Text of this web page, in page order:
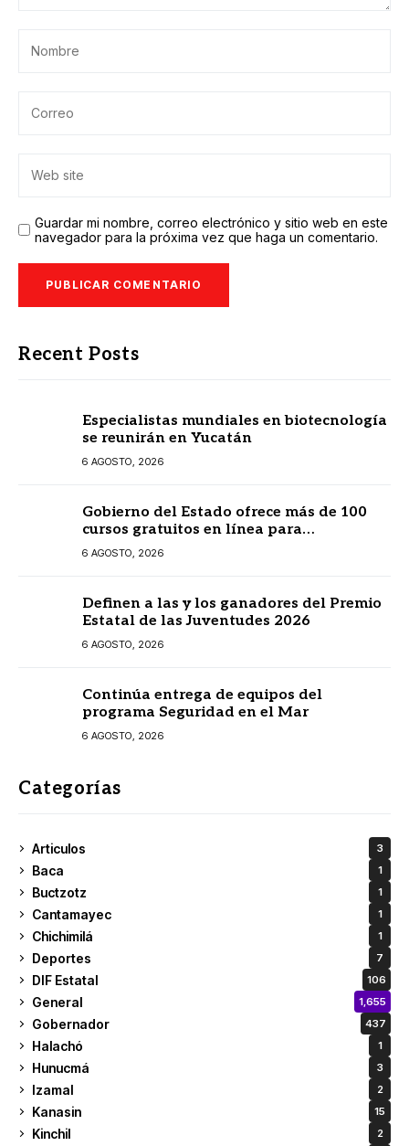
Guardar mi nombre, correo electrónico y sitio web en este
navegador para la próxima vez que haga un comentario.
Recent Posts
Especialistas mundiales en biotecnología
se reunirán en Yucatán
6 AGOSTO, 2026
Gobierno del Estado ofrece más de 100
cursos gratuitos en línea para
prestadores turísticos
6 AGOSTO, 2026
Definen a las y los ganadores del Premio
Estatal de las Juventudes 2026
6 AGOSTO, 2026
Continúa entrega de equipos del
programa Seguridad en el Mar
6 AGOSTO, 2026
Categorías
Articulos 3
Baca 1
Buctzotz 1
Cantamayec 1
Chichimilá 1
Deportes 7
DIF Estatal 106
General 1,655
Gobernador 437
Halachó 1
Hunucmá 3
Izamal 2
Kanasin 15
Kinchil 2